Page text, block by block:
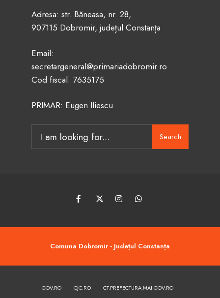
Adresa: str. Băneasa, nr. 28,
907115 Dobromir, județul Constanța
Email:
secretargeneral@primariadobromir.ro
Cod fiscal: 7635175
PRIMAR: Eugen Iliescu
for:
Search
Comuna Dobromir - Județul Constanța
GOV.RO CJC.RO CT.PREFECTURA.MAI.GOV.RO